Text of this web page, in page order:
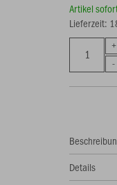
Artikel
Lieferzeit:
Details